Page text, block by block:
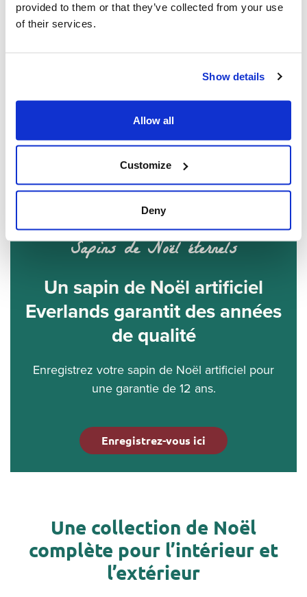
provided to them or that they’ve collected from your use
of their services.
Show details
Allow all
Customize
Deny
Sapins de Noël éternels
Un sapin de Noël artificiel
Everlands garantit des années
de qualité
Enregistrez votre sapin de Noël artificiel pour
une garantie de 12 ans.
Enregistrez-vous ici
Une collection de Noël
complète pour l’intérieur et
l’extérieur